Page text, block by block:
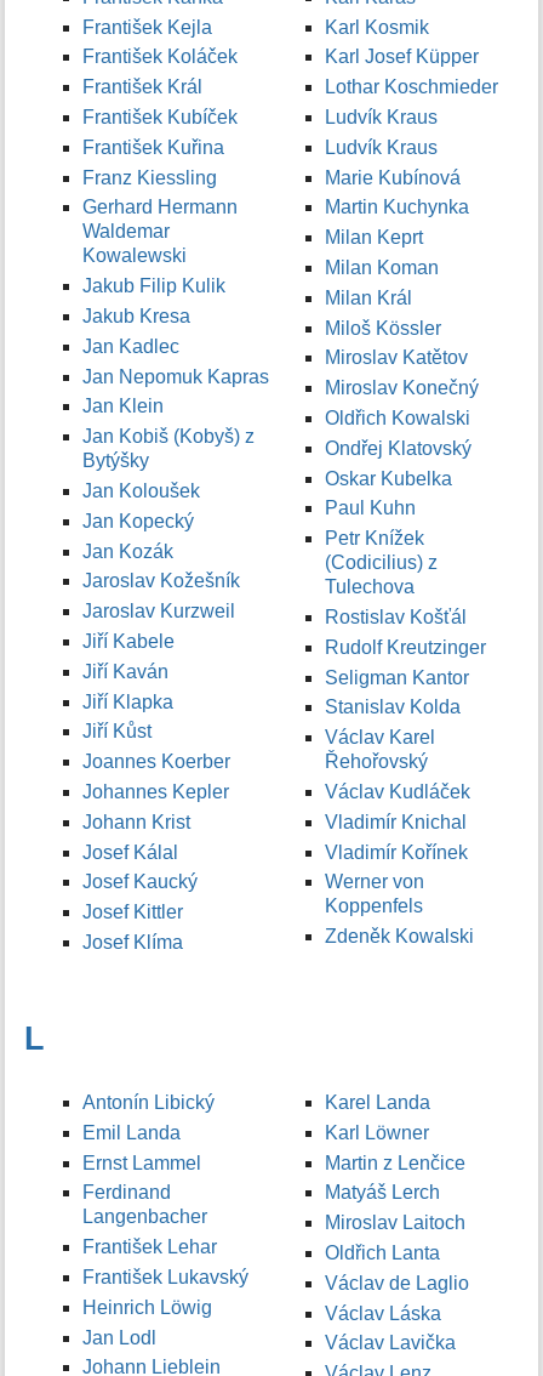
František Kejla
František Koláček
František Král
František Kubíček
František Kuřina
Franz Kiessling
Gerhard Hermann
Waldemar
Kowalewski
Jakub Filip Kulik
Jakub Kresa
Jan Kadlec
Jan Nepomuk Kapras
Jan Klein
Jan Kobiš (Kobyš) z
Bytýšky
Jan Koloušek
Jan Kopecký
Jan Kozák
Jaroslav Kožešník
Jaroslav Kurzweil
Jiří Kabele
Jiří Kaván
Jiří Klapka
Jiří Kůst
Joannes Koerber
Johannes Kepler
Johann Krist
Josef Kálal
Josef Kaucký
Josef Kittler
Josef Klíma
Karl Kosmik
Karl Josef Küpper
Lothar Koschmieder
Ludvík Kraus
Ludvík Kraus
Marie Kubínová
Martin Kuchynka
Milan Keprt
Milan Koman
Milan Král
Miloš Kössler
Miroslav Katětov
Miroslav Konečný
Oldřich Kowalski
Ondřej Klatovský
Oskar Kubelka
Paul Kuhn
Petr Knížek
(Codicilius) z
Tulechova
Rostislav Košťál
Rudolf Kreutzinger
Seligman Kantor
Stanislav Kolda
Václav Karel
Řehořovský
Václav Kudláček
Vladimír Knichal
Vladimír Kořínek
Werner von
Koppenfels
Zdeněk Kowalski
L
Antonín Libický
Emil Landa
Ernst Lammel
Ferdinand
Langenbacher
František Lehar
František Lukavský
Heinrich Löwig
Jan Lodl
Johann Lieblein
Karel Landa
Karl Löwner
Martin z Lenčice
Matyáš Lerch
Miroslav Laitoch
Oldřich Lanta
Václav de Laglio
Václav Láska
Václav Lavička